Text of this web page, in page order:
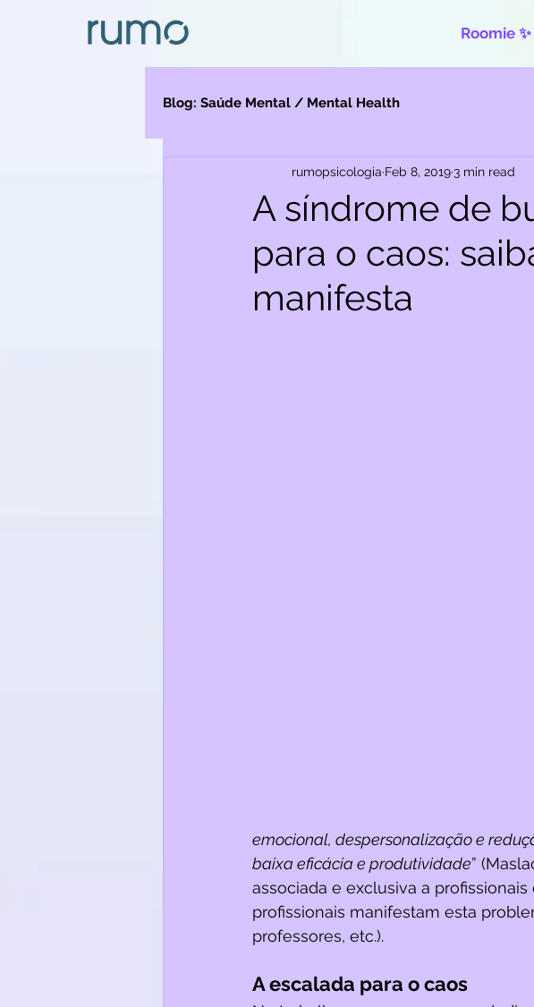
Roomie ✨
Blog: Saúde Mental / Mental Health
A síndrome de
para o caos:
manifesta
rumopsicologia Feb 8, 20193 min read
emocional, despersonalização e
baixa eficácia e produtividade”
associada e exclusiva a
profissionais manifestam esta
professores, etc.).
A escalada para o caos